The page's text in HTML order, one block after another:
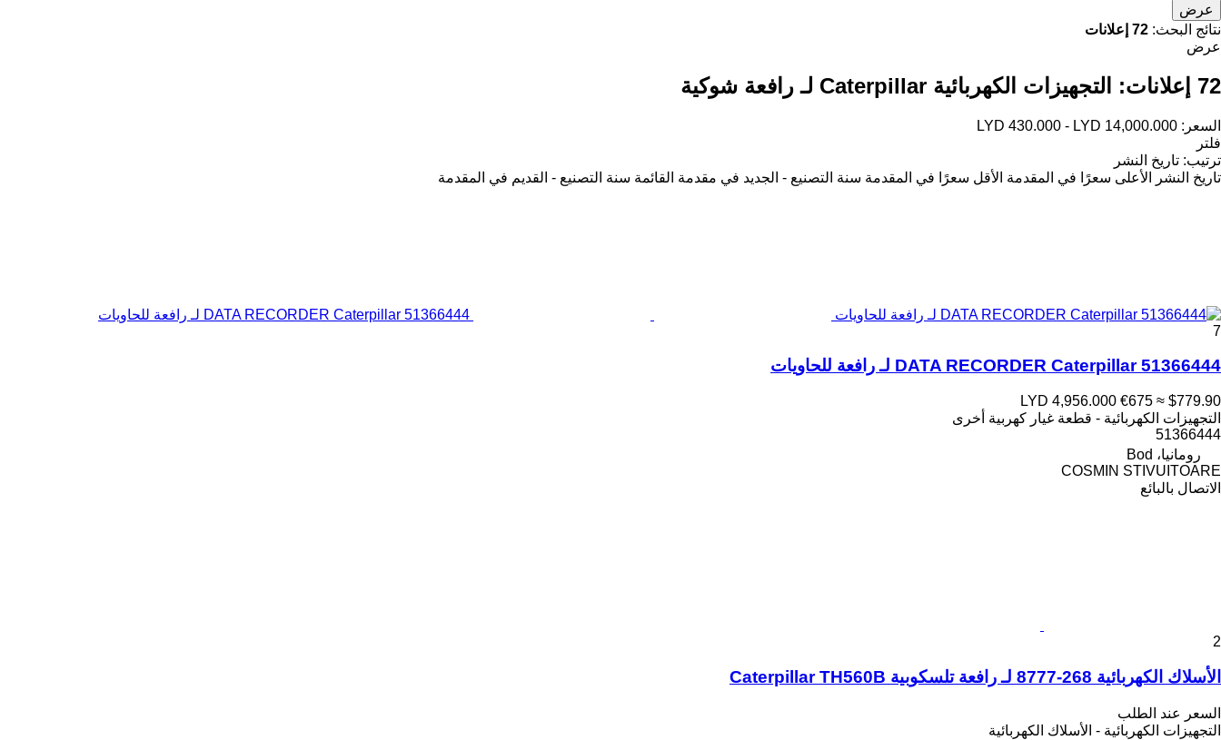
عرض
نتائج البحث: 72 إعلانات
عرض
72 إعلانات: التجهيزات الكهربائية Caterpillar لـ رافعة شوكية
السعر: LYD 430.000 - LYD 14,000.000
فلتر
ترتيب: تاريخ النشر
تاريخ النشر
الأعلى سعرًا في المقدمة الأقل سعرًا في المقدمة سنة التصنيع - الجديد في مقدمة القائمة سنة التصنيع - القديم في المقدمة
DATA RECORDER Caterpillar 51366444 لـ رافعة للحاويات
7
DATA RECORDER Caterpillar 51366444 لـ رافعة للحاويات
LYD 4,956.000 €675 ≈ $779.90
التجهيزات الكهربائية - قطعة غيار كهربية أخرى
51366444
رومانيا، Bod
COSMIN STIVUITOARE
الاتصال بالبائع
2
الأسلاك الكهربائية 268-8777 لـ رافعة تلسكوبية Caterpillar TH560B
السعر عند الطلب
التجهيزات الكهربائية - الأسلاك الكهربائية